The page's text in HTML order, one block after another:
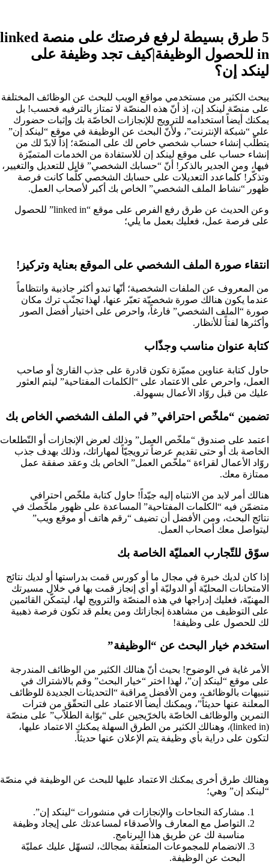
5 طرق بسيطة لرفع فرصتك على منصة linked
in للحصول الوظيفة|كيف تجد وظيفة على
لينكد إن؟
يبحث الكثير من مستخدمي مواقع الويب للبحث عن الوظائف المختلفة
على منصّة لينكد إن، إذ أنّ هذه المنصّة لا تمتاز بالترفيه فحسب! بل
يمكنك أيضاً استخدامه للترويج للإنجازات الخاصّة بك وإثبات حضورك
على “شبكة الإنترنت”، ولأنّ البحث عن الوظيفة في موقع “لينكد إن”
يتطلّب إنشاء حساب شخصي خاص لك على المنصّة؛ إذاً لابدّ لك من
إنشاء حساب على موقع لينكد إن للاستفادة من الخدمات المتميّزة
فيها، ومن الجدير بالذكر! أنّ “حسابك الشخصي” قابل للتعديل والتغيير،
وتذكّر! كلّماعدد التعديلات على حسابك الشخصي كلّما كانت فرصة
ظهور “نشاط الملف الشخصي” الخاص بك أكبر لأصحاب العمل.
وعن الحديث عن طرق رفع الفرص على موقع “linked in” للحصول
على فرصة عمل، فعليك بعمل ما يلي؛
انتقاء صورة الملف الشخصي على الموقع بعناية وتركيز!
من المعروف عن الملفات الشخصية؛ أنّها تبدو أكثر جاذبية وانتظاماً
عندما يكون هنالك صورة شخصيّة تعبّر عنها، لهذا تجنّب ترك مكان
صورة “الملف الشخصي” فارغاً، واحرص على اختيار أفضل الصور
وأكثرها لفتاً للأنظار.
كتابة عنوان مناسب وجذّاب
حاول كتابة عناوين مميّزة تكون قادرة على جذب القارئ أو صاحب
العمل، واحرص على الاعتماد على “الكلمات المفتاحية” ليتم العثور
عليك من قبل روّاد الأعمال بسهولة.
تضمين “ملخّص احترافي” في الملف الشخصي الخاص بك
اعتمد على صندوق “ملخّص العمل” وذلك لعرض الإنجازات أو التّطلعات
الخاصة بك أو حتى تقديم عرضاً ترويجيّاً لمهاراتك، وذلك بهدف جذب
روّاد الأعمال لقراءة “ملخّص العمل” الخاص بك وعقد صفقة عمل
ممتازة معك.
هنالك أمر لابد من الانتباه إليه جيّداً! حاول كتابة ملخّص احترافي
متضمّن فيه “الكلمات المفتاحية” المساعدة على ظهور ملخّصك في
نتائج البحث، ومن الأفضل أن تضيف “رقم هاتف أو موقع ويب”
ليتواصل معك أصحاب العمل.
سوّق للتّجارب العمليّة الخاصة بك
إذا كان لديك خبرة في مجال ما أو كورس قمت بدراستها أو لديك نتائج
الامتحانات المحليّة أو الدوليّة أو أي إنجاز قمت بها في خلال مسيرتك
المهنيّة، فعليك إدراجها في هذه المنصّة والترويج لها، ليتمكّن القائمين
على التوظيف من مشاهدة إنجازاتك ومن يعلم قد تكون فرصة ذهبية
لك للحصول على وظيفة!
استخدم خيار البحث عن “الوظيفة”
الأمر غاية في الوضوح! بحيث أنّ هنالك الكثير من الوظائف المندرجة
على موقع “لينكد إن”، لهذا اختر “خيار البحث” وقم بالاشتراك في
تنبيهات بالوظائف، ومن الأفضل مراقبة “التحديثات الجديدة للوظائف
المعلنة عنها حديثاً”، ويمكنك أيضاً الاعتماد على التحقّق من فترات
التمرين والوظائف الخاصّة بالخرّيجين على “بوّابة الطلاّب” على منصّة
(linked in)، وهنالك الكثير من الطرق السهلة يمكنك الاعتماد عليها،
لتكون على دراية بأي وظيفة يتم الإعلان عنها حديثاً.
وهنالك طرق أخرى يمكنك الاعتماد عليها للبحث عن الوظيفة في منصّة
“لينكد إن” وهي؛
مشاركة النجاحات والإنجازات في منشورات “لينكد إن”.
التواصل مع المعارف والأصدقاء لمساعدتك على إيجاد وظيفة
مناسبة لك عن طريق هذا البرنامج.
الانضمام للمجموعات المتعلّقة بمجالك، لتسهّل عليك عمليّة
البحث عن الوظيفة.